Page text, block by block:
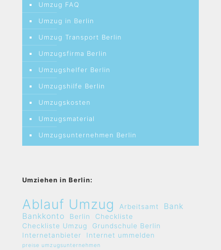
Umzug FAQ
Umzug in Berlin
Umzug Transport Berlin
Umzugsfirma Berlin
Umzugshelfer Berlin
Umzugshilfe Berlin
Umzugskosten
Umzugsmaterial
Umzugsunternehmen Berlin
Umziehen in Berlin:
Ablauf Umzug Arbeitsamt
Bank
Bankkonto
Berlin
Checkliste
Checkliste Umzug
Grundschule Berlin
Internetanbieter
Internet ummelden
preise umzugsunternehmen